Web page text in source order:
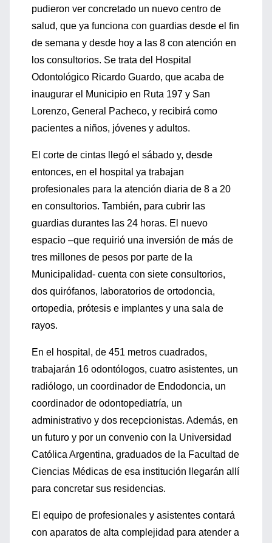
pudieron ver concretado un nuevo centro de
salud, que ya funciona con guardias desde el fin
de semana y desde hoy a las 8 con atención en
los consultorios. Se trata del Hospital
Odontológico Ricardo Guardo, que acaba de
inaugurar el Municipio en Ruta 197 y San
Lorenzo, General Pacheco, y recibirá como
pacientes a niños, jóvenes y adultos.
El corte de cintas llegó el sábado y, desde
entonces, en el hospital ya trabajan
profesionales para la atención diaria de 8 a 20
en consultorios. También, para cubrir las
guardias durantes las 24 horas. El nuevo
espacio –que requirió una inversión de más de
tres millones de pesos por parte de la
Municipalidad- cuenta con siete consultorios,
dos quirófanos, laboratorios de ortodoncia,
ortopedia, prótesis e implantes y una sala de
rayos.
En el hospital, de 451 metros cuadrados,
trabajarán 16 odontólogos, cuatro asistentes, un
radiólogo, un coordinador de Endodoncia, un
coordinador de odontopediatría, un
administrativo y dos recepcionistas. Además, en
un futuro y por un convenio con la Universidad
Católica Argentina, graduados de la Facultad de
Ciencias Médicas de esa institución llegarán allí
para concretar sus residencias.
El equipo de profesionales y asistentes contará
con aparatos de alta complejidad para atender a